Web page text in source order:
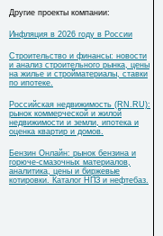
Другие проекты компании:
Инфляция в 2026 году в России
Строительство и финансы: новости
и анализ строительного рынка, цены
на жилье и стройматериалы, ставки
по ипотеке.
Российская недвижимость (RN.RU):
рынок коммерческой и жилой
недвижимости и земли, ипотека и
оценка квартир и домов.
Бензин Онлайн: рынок бензина и
горюче-смазочных материалов,
аналитика, цены и биржевые
котировки. Каталог НПЗ и нефтебаз.